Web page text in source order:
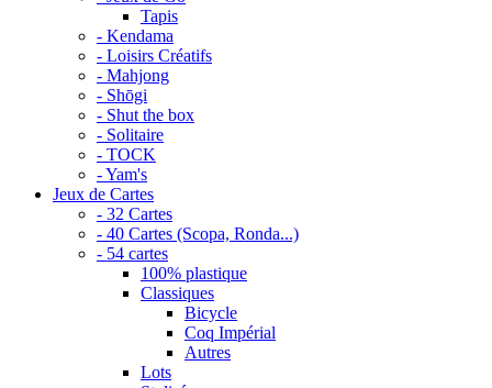
Tapis
- Kendama
- Loisirs Créatifs
- Mahjong
- Shōgi
- Shut the box
- Solitaire
- TOCK
- Yam's
Jeux de Cartes
- 32 Cartes
- 40 Cartes (Scopa, Ronda...)
- 54 cartes
100% plastique
Classiques
Bicycle
Coq Impérial
Autres
Lots